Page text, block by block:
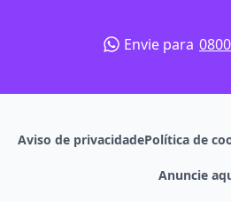
Envie para
Aviso de privacidadePolítica de
Anuncie